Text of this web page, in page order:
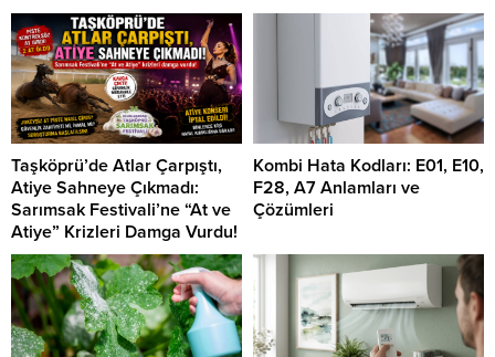
Taşköprü’de Atlar Çarpıştı,
Atiye Sahneye Çıkmadı:
Sarımsak Festivali’ne “At ve
Atiye” Krizleri Damga Vurdu!
Kombi Hata Kodları: E01, E10,
F28, A7 Anlamları ve
Çözümleri